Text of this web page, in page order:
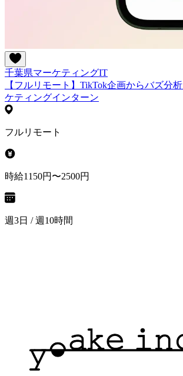
千葉県マーケティングIT
【フルリモート】TikTok企画からバズ分
ケティングインターン
フルリモート
時給1150円〜2500円
週3日 / 週10時間